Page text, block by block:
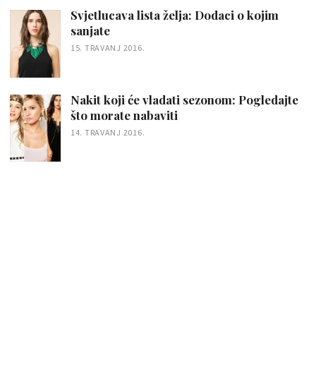
Svjetlucava lista želja: Dodaci o kojim
sanjate
15. TRAVANJ 2016.
Nakit koji će vladati sezonom: Pogledajte
što morate nabaviti
14. TRAVANJ 2016.